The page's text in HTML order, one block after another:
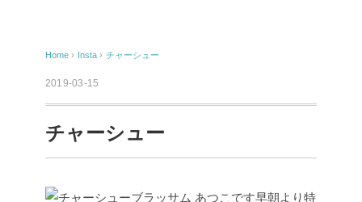
Home › Insta › チャーシュー
2019-03-15
チャーシュー